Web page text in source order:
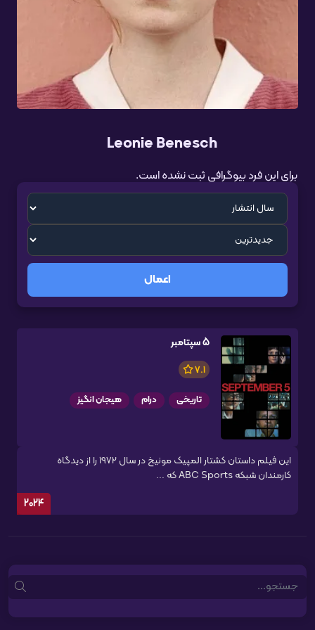
Leonie Benesch
برای این فرد بیوگرافی ثبت نشده است.
اعمال
5 سپتامبر
7.1
تاریخی درام هیجان انگیز
این فیلم داستان کشتار المپیک مونیخ در سال ۱۹۷۲ را از دیدگاه
کارمندان شبکه ABC Sports که ...
2024
Search